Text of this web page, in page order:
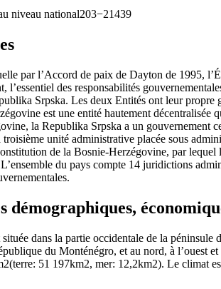
niveau national203−21439
par l’Accord de paix de Dayton de 1995,
l’essentiel des responsabilités
Srpska. Les deux Entités ont leur propre
est une entité hautement décentralisée
la Republika Srpska a un gouvernement
unité administrative placée sous
de la Bosnie-Herzégovine, par
du pays compte 14 juridictions
dans la partie occidentale de la péninsule
du Monténégro, et au nord, à l’ouest
51 197km2, mer: 12,2km2). Le climat